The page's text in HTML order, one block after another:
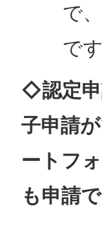
で
です
◇認定申
子申請
ートフ
も申請